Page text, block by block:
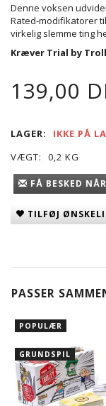
Denne voksen
Rated-modifikatorer
virkelig slemme ting
Kræver Trial by
139,00
LAGER:
IKKE PÅ
VÆGT:
0,2 KG
FÅ BESKED
TILFØJ
PASSER
POPULÆR
GRUNDSPIL